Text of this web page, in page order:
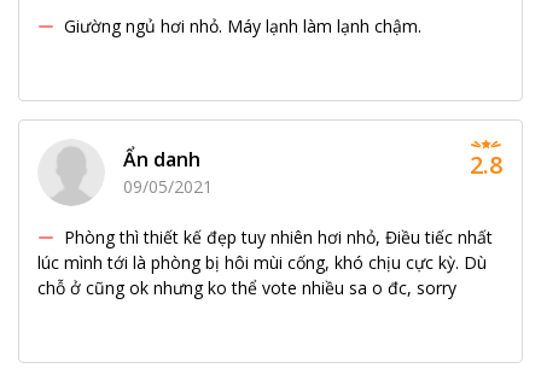
Giường ngủ hơi nhỏ. Máy lạnh làm lạnh chậm.
Ẩn danh
09/05/2021
Phòng thì thiết kế đẹp tuy nhiên hơi nhỏ, Điều tiếc nhất
lúc mình tới là phòng bị hôi mùi cống, khó chịu cực kỳ. Dù
chỗ ở cũng ok nhưng ko thể vote nhiều sa o đc, sorry
2.8